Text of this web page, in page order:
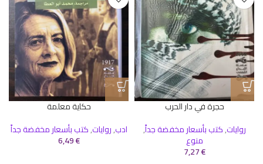
حجرة في دار الحرب
روايات,كتب بأسعار مخفضة جداً,
منوع
7,27€
حكاية معلمة
ادب,روايات,كتب بأسعار مخفضة جداً
6,49€